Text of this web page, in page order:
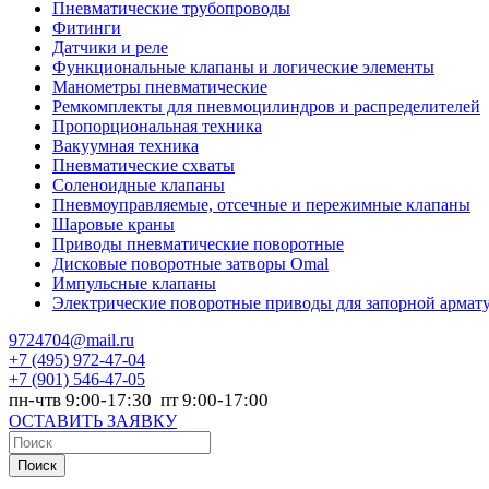
Пневматические трубопроводы
Фитинги
Датчики и реле
Функциональные клапаны и логические элементы
Манометры пневматические
Ремкомплекты для пневмоцилиндров и распределителей
Пропорциональная техника
Вакуумная техника
Пневматические схваты
Соленоидные клапаны
Пневмоуправляемые, отсечные и пережимные клапаны
Шаровые краны
Приводы пневматические поворотные
Дисковые поворотные затворы Omal
Импульсные клапаны
Электрические поворотные приводы для запорной
9724704@mail.ru
+7 (495) 972-47-04
+7 (901) 546-47-05
пн-чтв 9:00-17:30 пт 9:00-17:00
ОСТАВИТЬ ЗАЯВКУ
Поиск